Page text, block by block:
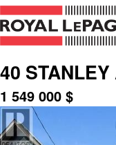
40
1 549 000 $